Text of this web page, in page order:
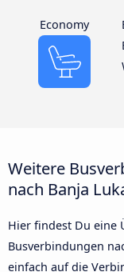
Economy
Weitere
nach Banja
Hier findest Du eine
Busverbindungen
einfach auf die